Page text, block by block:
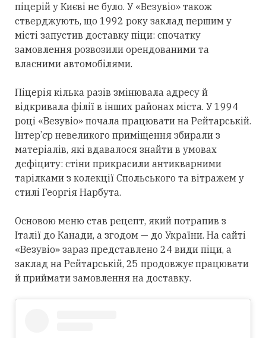
піцерій у Києві не було. У «Везувіо» також
стверджують, що 1992 року заклад першим у
місті запустив доставку піци: спочатку
замовлення розвозили орендованими та
власними автомобілями.
Піцерія кілька разів змінювала адресу й
відкривала філії в інших районах міста. У 1994
році «Везувіо» почала працювати на Рейтарській.
Інтер’єр невеликого приміщення збирали з
матеріалів, які вдавалося знайти в умовах
дефіциту: стіни прикрасили антикварними
тарілками з колекції Спольського та вітражем у
стилі Георгія Нарбута.
Основою меню став рецепт, який потрапив з
Італії до Канади, а згодом — до України. На сайті
«Везувіо» зараз представлено 24 види піци, а
заклад на Рейтарській, 25 продовжує працювати
й приймати замовлення на доставку.